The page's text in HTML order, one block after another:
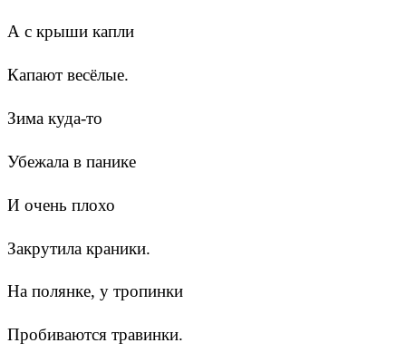
А с крыши капли
Капают весёлые.
Зима куда-то
Убежала в панике
И очень плохо
Закрутила краники.
На полянке, у тропинки
Пробиваются травинки.